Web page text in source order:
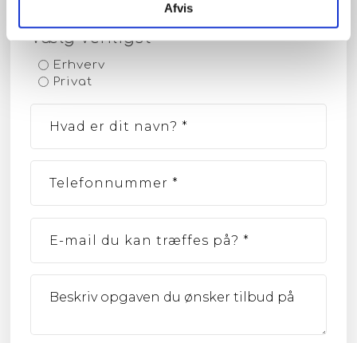
Afvis
Vælg venligst
Erhverv
Privat